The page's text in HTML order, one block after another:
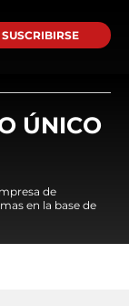
SUSCRIBIRSE
ÚNICO
de
en la base de